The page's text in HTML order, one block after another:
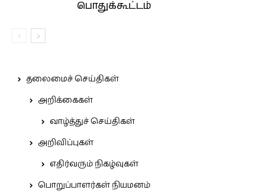
பொதுக்கூட்டம்
தலைமைச் செய்திகள்
அறிக்கைகள்
வாழ்த்துச் செய்திகள்
அறிவிப்புகள்
எதிர்வரும் நிகழ்வுகள்
பொறுப்பாளர்கள் நியமனம்